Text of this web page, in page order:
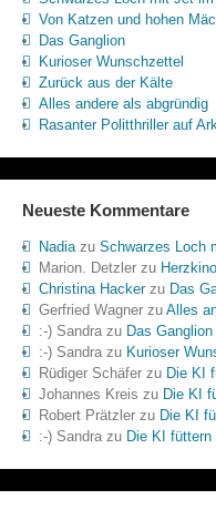
Von Katzen und hohen
Das Ganglion
Kurioser Wunschzettel
Zurück aus der Kälte
Alles andere als abgründig
Rasanter Politthriller auf
Neueste Kommentare
Nadiazu Schwarzes Loch
Marion. Detzlerzu Herzkino
Christina Hackerzu Das
Gerfried Wagnerzu Alles
:-) Sandrazu Das Ganglion
:-) Sandrazu Kurioser
Rüdiger Schäferzu Die KI
Johannes Kreis zu Die KI
Robert Prätzlerzu Die KI
:-) Sandrazu Die KI füttern